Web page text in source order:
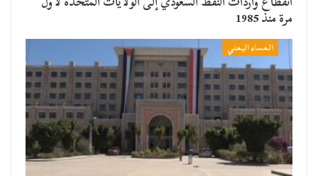
مرة منذ 1985
المساء اليمني